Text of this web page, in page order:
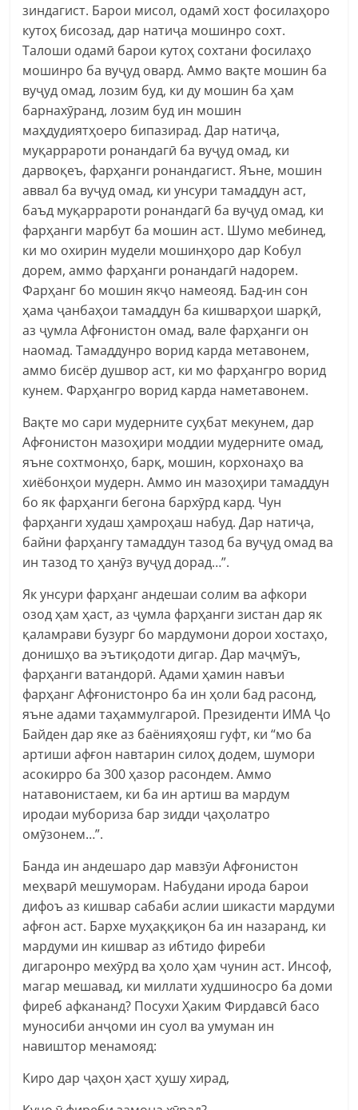
зиндагист. Барои мисол, одамӣ хост фосилаҳоро
кутоҳ бисозад, дар натиҷа мошинро сохт.
Талоши одамӣ барои кутоҳ сохтани фосилаҳо
мошинро ба вуҷуд овард. Аммо вақте мошин ба
вуҷуд омад, лозим буд, ки ду мошин ба ҳам
барнахӯранд, лозим буд ин мошин
маҳдудиятҳоеро бипазирад. Дар натиҷа,
муқаррароти ронандагӣ ба вуҷуд омад, ки
дарвоқеъ, фарҳанги ронандагист. Яъне, мошин
аввал ба вуҷуд омад, ки унсури тамаддун аст,
баъд муқаррароти ронандагӣ ба вуҷуд омад, ки
фарҳанги марбут ба мошин аст. Шумо мебинед,
ки мо охирин мудели мошинҳоро дар Кобул
дорем, аммо фарҳанги ронандагӣ надорем.
Фарҳанг бо мошин якҷо намеояд. Бад-ин сон
ҳама ҷанбаҳои тамаддун ба кишварҳои шарқӣ,
аз ҷумла Афғонистон омад, вале фарҳанги он
наомад. Тамаддунро ворид карда метавонем,
аммо бисёр душвор аст, ки мо фарҳангро ворид
кунем. Фарҳангро ворид карда наметавонем.
Вақте мо сари мудерните суҳбат мекунем, дар
Афғонистон мазоҳири моддии мудерните омад,
яъне сохтмонҳо, барқ, мошин, корхонаҳо ва
хиёбонҳои мудерн. Аммо ин мазоҳири тамаддун
бо як фарҳанги бегона бархӯрд кард. Чун
фарҳанги худаш ҳамроҳаш набуд. Дар натиҷа,
байни фарҳангу тамаддун тазод ба вуҷуд омад ва
ин тазод то ҳанӯз вуҷуд дорад…”.
Як унсури фарҳанг андешаи солим ва афкори
озод ҳам ҳаст, аз ҷумла фарҳанги зистан дар як
қаламрави бузург бо мардумони дорои хостаҳо,
донишҳо ва эътиқодоти дигар. Дар маҷмӯъ,
фарҳанги ватандорӣ. Адами ҳамин навъи
фарҳанг Афғонистонро ба ин ҳоли бад расонд,
яъне адами таҳаммулгароӣ. Президенти ИМА Ҷо
Байден дар яке аз баёнияҳояш гуфт, ки “мо ба
артиши афғон навтарин силоҳ додем, шумори
асокирро ба 300 ҳазор расондем. Аммо
натавонистаем, ки ба ин артиш ва мардум
иродаи мубориза бар зидди ҷаҳолатро
омӯзонем…”.
Банда ин андешаро дар мавзӯи Афғонистон
меҳварӣ мешуморам. Набудани ирода барои
дифоъ аз кишвар сабаби аслии шикасти мардуми
афғон аст. Бархе муҳаққиқон ба ин назаранд, ки
мардуми ин кишвар аз ибтидо фиреби
дигаронро мехӯрд ва ҳоло ҳам чунин аст. Инсоф,
магар мешавад, ки миллати худшиносро ба доми
фиреб афкананд? Посухи Ҳаким Фирдавсӣ басо
муносиби анҷоми ин суол ва умуман ин
навиштор менамояд:
Киро дар ҷаҳон ҳаст ҳушу хирад,